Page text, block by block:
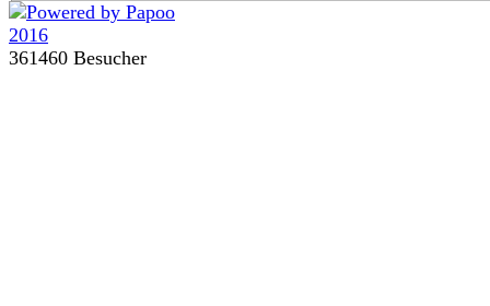
361460 Besucher